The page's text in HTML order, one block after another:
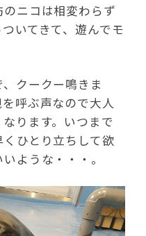
ニコは相変わらず
いてきて、遊んでモ
クークー鳴きま
呼ぶ声なので大人
ります。いつまで
ひとり立ちして欲
ような・・・。